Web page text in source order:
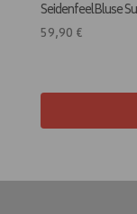
SeidenfeelBluse
59,90 €